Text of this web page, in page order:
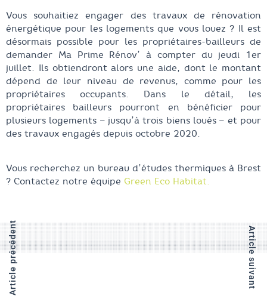
Vous souhaitiez engager des travaux de rénovation
énergétique pour les logements que vous louez ? Il est
désormais possible pour les propriétaires-bailleurs de
demander Ma Prime Rénov’ à compter du jeudi 1er
juillet. Ils obtiendront alors une aide, dont le montant
dépend de leur niveau de revenus, comme pour les
propriétaires occupants. Dans le détail, les
propriétaires bailleurs pourront en bénéficier pour
plusieurs logements – jusqu’à trois biens loués – et pour
des travaux engagés depuis octobre 2020.
Vous recherchez un bureau d’études thermiques à Brest
? Contactez notre équipe Green Eco Habitat.
Article précédent Article suivant